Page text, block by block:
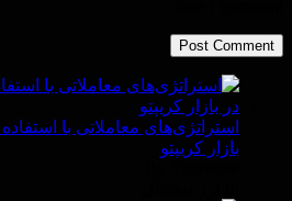
استراتژی‌های معاملاتی با
بازار کریپتو